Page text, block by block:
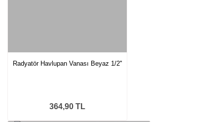
Radyatör Havlupan Vanası Beyaz 1/2''
364,90 TL